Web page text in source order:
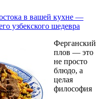
в вашей кухне —
узбекского шедевра
Ферганский
плов — это
не просто
блюдо, а
целая
философия